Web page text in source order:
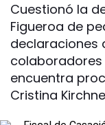
Cuestionó la
Figueroa de
declaraciones
colaboradores
encuentra
Cristina